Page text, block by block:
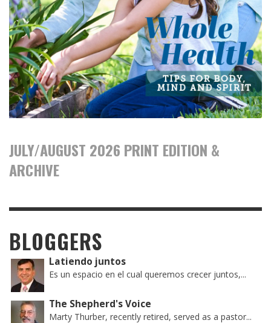
JULY/AUGUST 2026 PRINT EDITION &
ARCHIVE
BLOGGERS
Latiendo juntos
Es un espacio en el cual queremos crecer juntos,...
The Shepherd's Voice
Marty Thurber, recently retired, served as a pastor...